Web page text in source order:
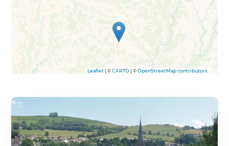
Leaflet| ©CARTO| ©OpenStreetMap contributors